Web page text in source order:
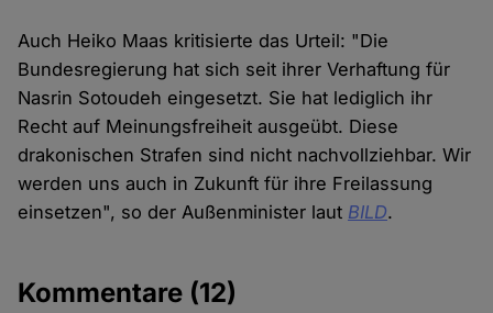
Auch Heiko Maas kritisierte das Urteil: "Die
Bundesregierung hat sich seit ihrer Verhaftung für
Nasrin Sotoudeh eingesetzt. Sie hat lediglich ihr
Recht auf Meinungsfreiheit ausgeübt. Diese
drakonischen Strafen sind nicht nachvollziehbar. Wir
werden uns auch in Zukunft für ihre Freilassung
einsetzen", so der Außenminister laut BILD.
Kommentare (12)